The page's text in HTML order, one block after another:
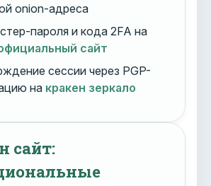
onion-адреса
пароля и кода 2FA на
сайт
сессии через PGP-
на кракен зеркало
сайт: